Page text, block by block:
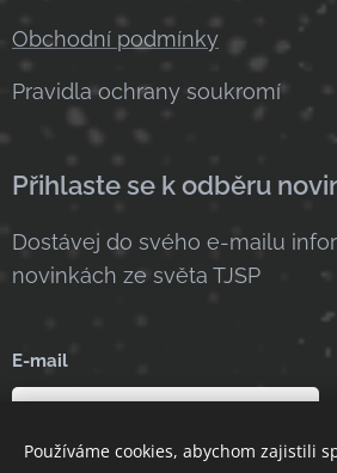
Obchodní podmínky
Pravidla ochrany soukromí
Přihlaste se k odběru
Dostávej do svého e-mailu
novinkách ze světa TJSP
E-mail
Používáme cookies, abychom zajistili